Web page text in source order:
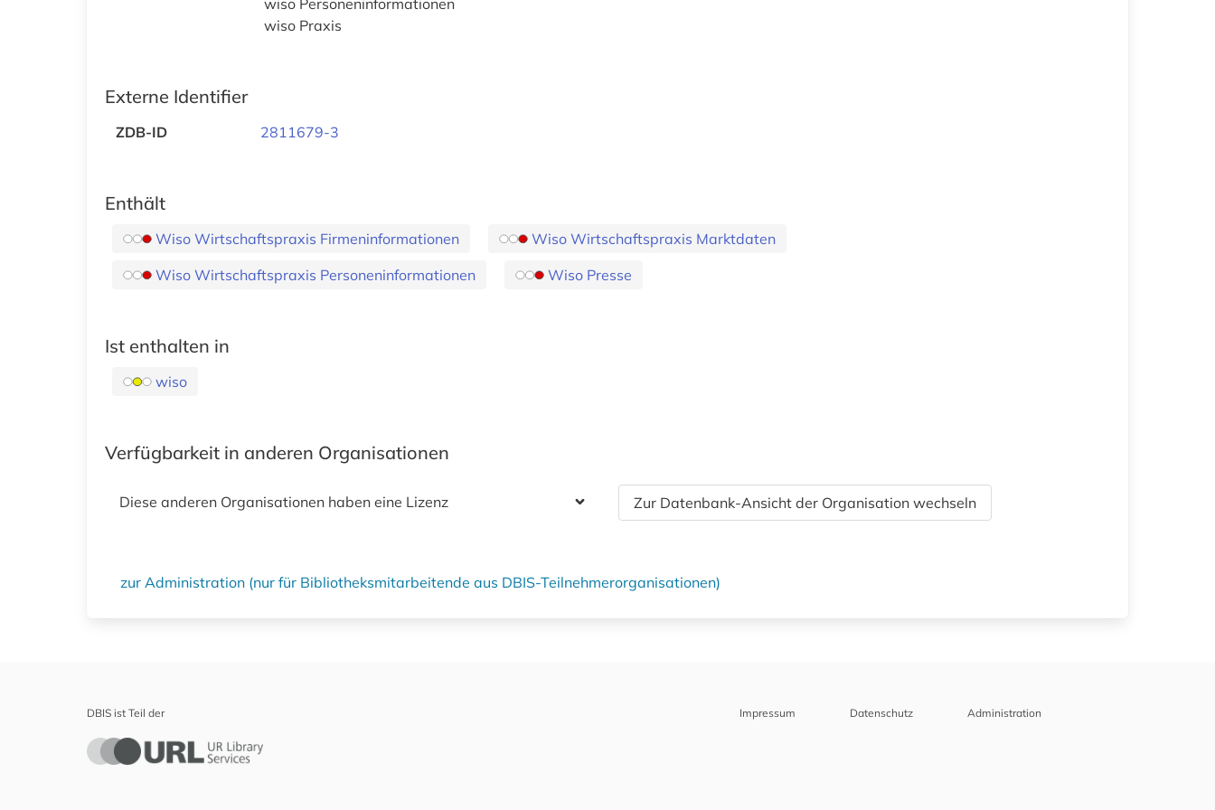
wiso Personeninformationen
wiso Praxis
Externe Identifier
ZDB-ID 2811679-3
Enthält
Wiso Wirtschaftspraxis Firmeninformationen
Wiso Wirtschaftspraxis Marktdaten
Wiso Wirtschaftspraxis Personeninformationen
Wiso Presse
Ist enthalten in
wiso
Verfügbarkeit in anderen Organisationen
Diese anderen Organisationen haben eine Lizenz Zur Datenbank-Ansicht der Organisation wechseln
zur Administration (nur für Bibliotheksmitarbeitende aus DBIS-Teilnehmerorganisationen)
DBIS ist Teil der Impressum Datenschutz Administration